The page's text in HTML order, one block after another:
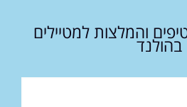
והמלצות למטיילים
בהולנד